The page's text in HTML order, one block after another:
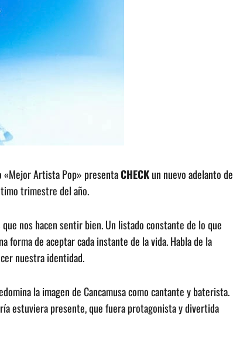
«Mejor Artista Pop» presentaCHECKun nuevo adelanto de
trimestre del año.
nos hacen sentir bien. Un listado constante de lo que
forma de aceptar cada instante de la vida. Habla de la
nuestra identidad.
la imagen de Cancamusa como cantante y baterista.
estuviera presente, que fuera protagonista y divertida